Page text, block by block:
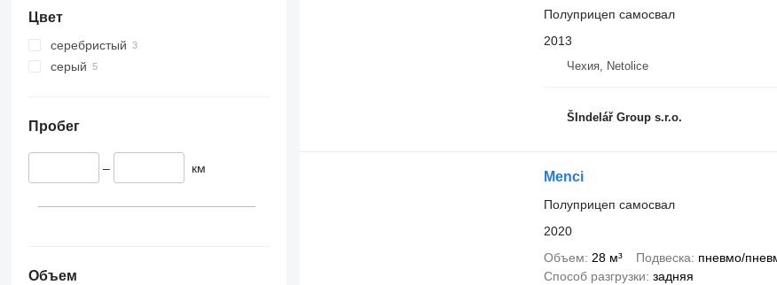
Цвет
серебристый
серый
Пробег
– км
Объем
Полуприцеп самосвал
2013
Чехия, Netolice
ŠIndelář Group s.r.o.
Menci
Полуприцеп самосвал
2020
Объем
28 м³ Подвеска пневмо/
Способ разгрузки задняя